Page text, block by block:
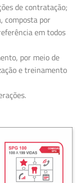
de contratação;
composta por
em todos
por meio de
e treinamento